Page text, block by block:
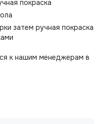
покраска
затем ручная покраска
к нашим менеджерам в